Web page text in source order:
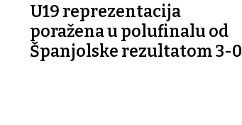
U19 reprezentacija
poražena u polufinalu od
Španjolske rezultatom 3-0